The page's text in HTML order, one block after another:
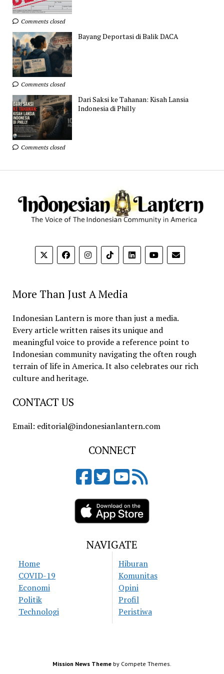
Comments closed
Bayang Deportasi di Balik DACA
Comments closed
Dari Saksi ke Tahanan: Kisah Lansia
Indonesia di Philly
Comments closed
More Than Just A Media
Indonesian Lantern is more than just a media.
Every article written raises its unique and
meaningful voice to provide a reference point to
Indonesian community navigating the often rough
terrain of life in America. It also celebrates our rich
culture and heritage.
CONTACT US
Email: editorial@indonesianlantern.com
CONNECT
NAVIGATE
Home
COVID-19
Economi
Politik
Technologi
Hiburan
Komunitas
Opini
Profil
Peristiwa
Mission News Theme by Compete Themes.